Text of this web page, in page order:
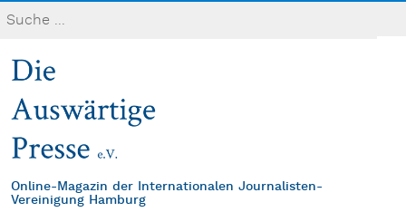
Online-Magazin der Internationalen Journalisten-
Vereinigung Hamburg